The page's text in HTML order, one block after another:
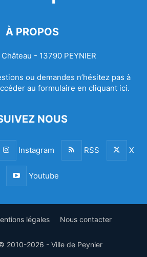
À PROPOS
- 13790 PEYNIER
ou demandes n’hésitez pas à
au formulaire en cliquant ici.
NOUS
Instagram RSS X
Youtube
légales Nous contacter
2010-2026 - Ville de Peynier